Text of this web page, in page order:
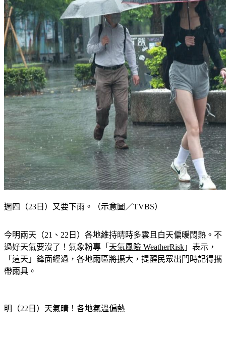
過好天氣要沒了！氣象粉專「天氣風險 WeatherRisk」表示，
「這天」鋒面經過，各地雨區將擴大，提醒民眾出門時記得攜
帶雨具。